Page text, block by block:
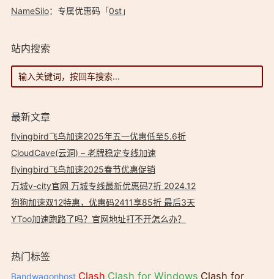
NameSilo：专属优惠码「0st」
站内搜索
最新文章
flyingbird飞鸟加速2025年五一优惠低至5.6折
CloudCave(云洞) – 老牌稳定专线加速
flyingbird飞鸟加速2025春节优惠促销
万城v-city官网 万城专线最新优惠码7折 2024.12
狗狗加速双12特惠，优惠码2411享85折 最后3天
YToo加速跑路了吗？官网地址打不开怎么办？
热门标签
Bandwagonhost Clash Clash for Windows Clash for